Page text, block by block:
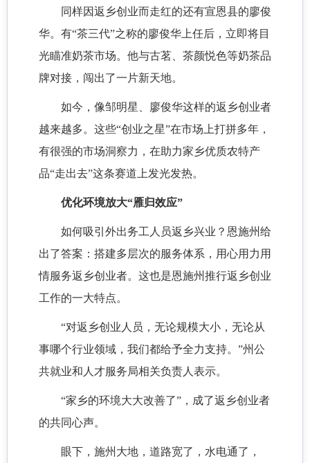
同样因返乡创业而走红的还有宣恩县的廖俊
华。有“茶三代”之称的廖俊华上任后，立即将目
光瞄准奶茶市场。他与古茗、茶颜悦色等奶茶品
牌对接，闯出了一片新天地。
如今，像邹明星、廖俊华这样的返乡创业者
越来越多。这些“创业之星”在市场上打拼多年，
有很强的市场洞察力，在助力家乡优质农特产
品“走出去”这条赛道上发光发热。
优化环境放大“雁归效应”
如何吸引外出务工人员返乡兴业？恩施州给
出了答案：搭建多层次的服务体系，用心用力用
情服务返乡创业者。这也是恩施州推行返乡创业
工作的一大特点。
“对返乡创业人员，无论规模大小，无论从
事哪个行业领域，我们都给予全力支持。”州公
共就业和人才服务局相关负责人表示。
“家乡的环境大大改善了” ， 成了返乡创业者
的共同心声。
眼下，施州大地，道路宽了，水电通了，